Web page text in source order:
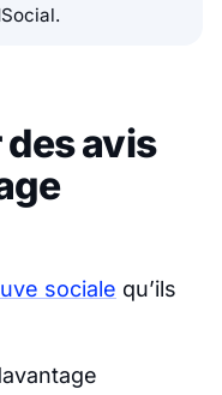
avis
sociale qu’ils